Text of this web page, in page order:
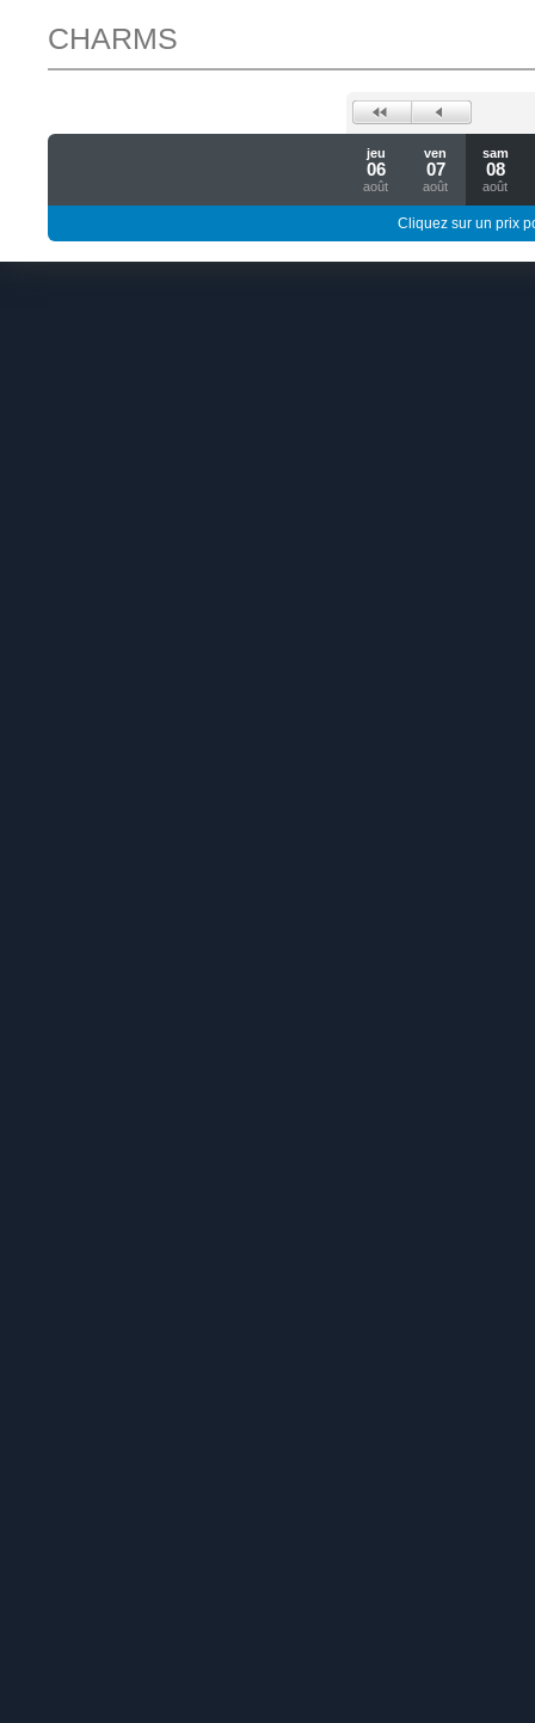
CHARMS
jeu
06
août
ven
07
août
sam
08
août
Cliquez sur un prix